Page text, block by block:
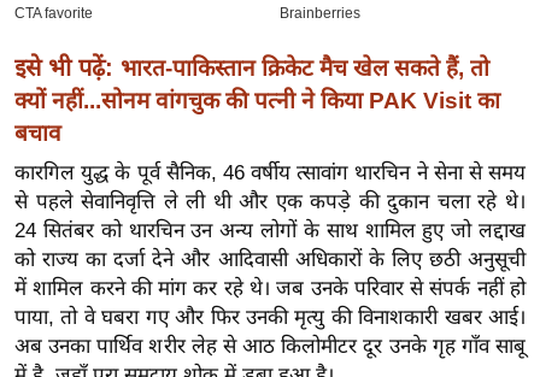
मि
सा
ल
बे
मि
सा
ल
श
ख्सि
य
इसे भी पढ़ें: भारत-पाकिस्तान क्रिकेट मैच खेल सकते हैं, तो
क्यों नहीं...सोनम वांगचुक की पत्नी ने किया PAK Visit का
बचाव
कारगिल युद्ध के पूर्व सैनिक, 46 वर्षीय त्सावांग थारचिन ने सेना से समय
से पहले सेवानिवृत्ति ले ली थी और एक कपड़े की दुकान चला रहे थे।
24 सितंबर को थारचिन उन अन्य लोगों के साथ शामिल हुए जो लद्दाख
को राज्य का दर्जा देने और आदिवासी अधिकारों के लिए छठी अनुसूची
में शामिल करने की मांग कर रहे थे। जब उनके परिवार से संपर्क नहीं हो
पाया, तो वे घबरा गए और फिर उनकी मृत्यु की विनाशकारी खबर आई।
अब उनका पार्थिव शरीर लेह से आठ किलोमीटर दूर उनके गृह गाँव साबू